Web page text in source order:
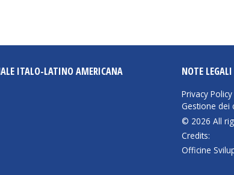
ITALO-LATINO AMERICANA NOTE LEGALI
Privacy Policy
Gestione dei
© 2026 All
Credits:
Officine